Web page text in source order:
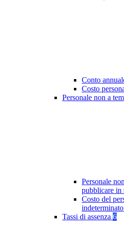
Conto
Costo
Personale non a
Personale
pubblicare in
Costo del
Tassi di assenza 6